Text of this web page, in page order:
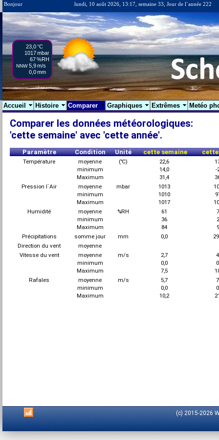
Bonjour lundi, 10 août 2026, 13:17, semaine 33, Jour de l`année 222
23,0°C
1017mbar
67%RH
NNW5,9m/s
0,0mm
Accueil Histoire Comparer Graphiques Extrêmes Metéo
Comparer les données météorologiques:
'cette semaine' avec 'cette année'.
Paramètre Condition Unité cette semaine cette
Température moyenne (℃) 22,6
minimum
14,0
-
Maximum
31,4
Pression l`Air
moyenne mbar 1013
minimum
1010
Maximum
1017
Humidité
moyenne %RH 61
minimum
36
Maximum
84
Précipitations
somme jour mm 0,0
Direction du vent
moyenne
Vitesse du vent
moyenne m/s 2,7
minimum
0,0
Maximum
7,5
Rafales
moyenne m/s 5,7
minimum
0,0
Maximum
10,2
(c) 2015-2026